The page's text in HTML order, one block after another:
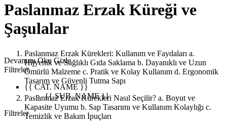
Paslanmaz Erzak Küreği ve
Şaşulalar
Paslanmaz Erzak Kürekleri: Kullanım ve Faydaları a.
Hijyenik ve Sağlıklı Gıda Saklama b. Dayanıklı ve Uzun
Ömürlü Malzeme c. Pratik ve Kolay Kullanım d. Ergonomik
Tasarım ve Güvenli Tutma Sapı
Paslanmaz Erzak Kürekleri Nasıl Seçilir? a. Boyut ve
Kapasite Uyumu b. Sap Tasarımı ve Kullanım Kolaylığı c.
Temizlik ve Bakım İpuçları
Devamını Oku Gizle
Filtreler
{{ CAT. NAME }}
{{ SUB. NAME }}
Filtreler